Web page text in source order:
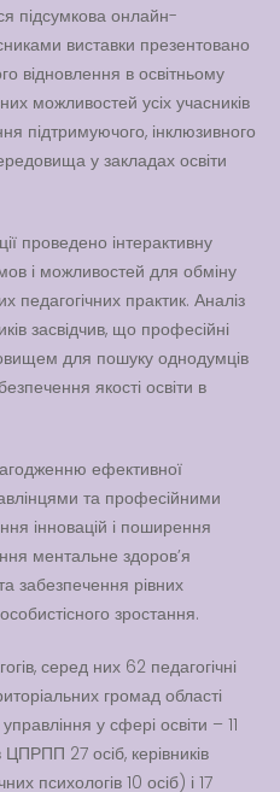
підсумкова онлайн-
виставки презентовано
відновлення в освітньому
можливостей усіх учасників
підтримуючого, інклюзивного
у закладах освіти
проведено інтерактивну
і можливостей для обміну
практик. Аналіз
засвідчив, що професійні
для пошуку однодумців
якості освіти в
ефективної
та професійними
інновацій і поширення
ментальне здоров’я
забезпечення рівних
зростання.
серед них 62 педагогічні
громад області
у сфері освіти – 11
ЦПРПП 27 осіб, керівників
психологів 10 осіб) і 17